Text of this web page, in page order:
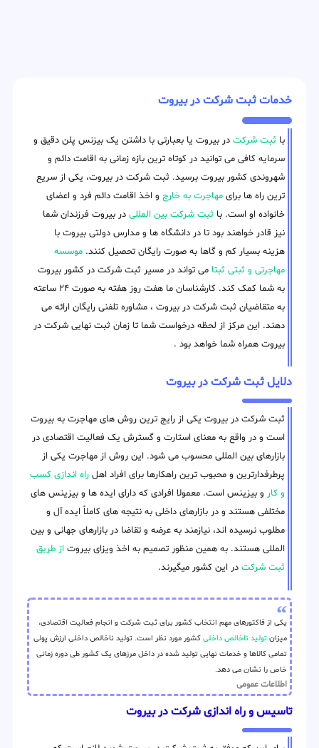
خدمات ثبت شرکت در بیروت
با ثبت شرکت در بیروت یا بعبارتی با داشتن یک بیزنس پلن دقیق و
سرمایه کافی می توانید در کوتاه ترین بازه زمانی به اقامت دائم و
شهروندی کشور بیروت برسید. ثبت شرکت در بیروت، یکی از سریع
ترین راه ها برای مهاجرت به خارج و اخذ اقامت دائم فرد و اعضای
خانواده او است. با ثبت شرکت بین المللی در بیروت فرزندان شما
نیز قادر خواهند بود تا در دانشگاه ها و مدارس دولتی بیروت با
هزینه بسیار کم و گاها به صورت رایگان تحصیل کنند. موسسه
مهاجرتی و ثبتی ثبتا می تواند در مسیر ثبت شرکت در کشور بیروت
به شما کمک کند. کارشناسان ما هفت روز هفته به صورت ۲۴ ساعته
به متقاضیان ثبت شرکت در بیروت ، مشاوره تلفنی رایگان ارائه می
دهند. این مرکز از لحظه درخواست شما تا زمان ثبت نهایی شرکت در
بیروت همراه شما خواهد بود .
دلایل ثبت شرکت در بیروت
ثبت شرکت در بیروت یکی از رایج ترین روش های مهاجرت به بیروت
است و در واقع به معنای استارت و گسترش یک فعالیت اقتصادی در
بازارهای بین المللی محسوب می شود. این روش از مهاجرت یکی از
پرطرفدارترین و محبوب ترین راهکارها برای افراد اهل راه اندازی کسب
و کار و بیزینس است. معمولا افرادی که دارای ایده ها و بیزینس های
مختلفی هستند و در بازارهای داخلی به نتیجه های کاملاً ایده آل و
مطلوب نرسیده اند، نیازمند به عرضه و تقاضا در بازارهای جهانی و بین
المللی هستند. به همین منظور تصمیم به اخذ ویزای بیروت از طریق
ثبت شرکت در این کشور میگیرند.
یکی از فاکتورهای مهم انتخاب کشور برای ثبت شرکت و انجام فعالیت اقتصادی،
میزان تولید ناخالص داخلی کشور مورد نظر است. تولید ناخالص داخلی ارزش پولی
تمامی کالاها و خدمات نهایی تولید شده در داخل مرزهای یک کشور طی دوره زمانی
خاص را نشان می دهد.
اطلاعات عمومی
تاسیس و راه اندازی شرکت در بیروت